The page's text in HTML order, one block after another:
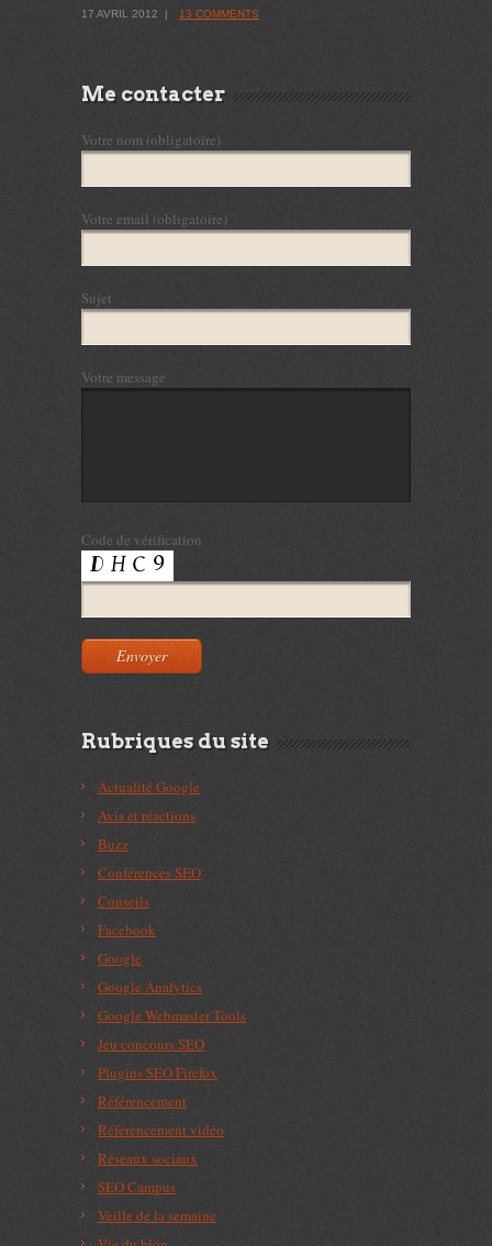
17 AVRIL 2012 | 13 COMMENTS
Me contacter
Votre nom (obligatoire)
Votre email (obligatoire)
Sujet
Votre message
Code de vérification
Rubriques du site
Actualité Google
Avis et réactions
Buzz
Conférences SEO
Conseils
Facebook
Google
Google Analytics
Google Webmaster Tools
Jeu concours SEO
Plugins SEO Firefox
Référencement
Référencement vidéo
Réseaux sociaux
SEO Campus
Veille de la semaine